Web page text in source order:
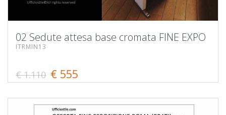
02 Sedute attesa base cromata FINE EXPO
ITRMIN13
€ 1.110 € 555